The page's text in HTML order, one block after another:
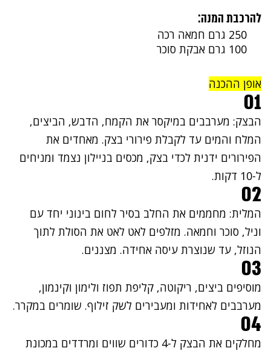
להרכבת המנה:
250 גרם חמאה רכה
100 גרם אבקת סוכר
אופן ההכנה
01
הבצק: מערבבים במיקסר את הקמח, הדבש, הביצים,
המלח והמים עד לקבלת פירורי בצק. מאחדים את
הפירורים ידנית לכדי בצק, מכסים בניילון נצמד ומניחים
ל-10 דקות.
02
המלית: מחממים את החלב בסיר לחום בינוני יחד עם
וניל, סוכר וחמאה. מזלפים לאט לאט את הסולת לתוך
הנוזל, עד שנוצרת עיסה אחידה. מצננים.
03
מוסיפים ביצים, ריקוטה, קליפת תפוז ולימון וקינמון,
מערבבים לאחידות ומעבירים לשק זילוף. שומרים במקרר.
04
מחלקים את הבצק ל-4 כדורים שווים ומרדדים במכונת